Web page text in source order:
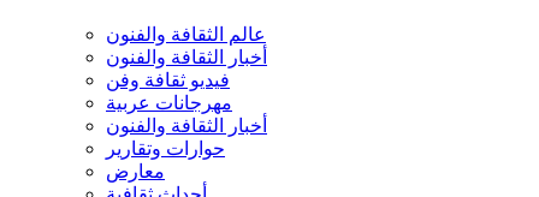
عالم الثقافة والفنون
أخبار الثقافة والفنون
فيديو ثقافة وفن
مهرجانات عربية
أخبار الثقافة والفنون
حوارات وتقارير
معارض